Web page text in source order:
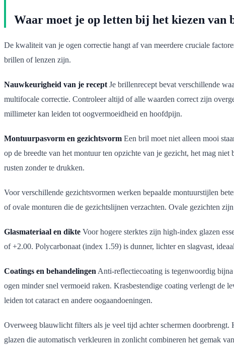
Waar moet je op letten bij het kiezen van
De kwaliteit van je ogen correctie hangt af van meerdere cruciale
brillen of lenzen zijn.
Nauwkeurigheid van je recept Je brillenrecept bevat verschillende
multifocale correctie. Controleer altijd of alle waarden correct zijn
millimeter kan leiden tot oogvermoeidheid en hoofdpijn.
Montuurpasvorm en gezichtsvorm Een bril moet niet alleen mooi
op de breedte van het montuur ten opzichte van je gezicht, het mag
rusten zonder te drukken.
Voor verschillende gezichtsvormen werken bepaalde montuurstijlen
of ovale monturen die de gezichtslijnen verzachten. Ovale gezichten
Glasmateriaal en dikte Voor hogere sterktes zijn high-index glazen
of +2.00. Polycarbonaat (index 1.59) is dunner, lichter en slagvast,
Coatings en behandelingen Anti-reflectiecoating is tegenwoordig
ogen minder snel vermoeid raken. Krasbestendige coating verlengt de
leiden tot cataract en andere oogaandoeningen.
Overweeg blauwlicht filters als je veel tijd achter schermen
glazen die automatisch verkleuren in zonlicht combineren het gemak